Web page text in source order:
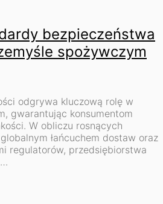
bezpieczeństwa
spożywczym
odgrywa kluczową rolę w
gwarantując konsumentom
W obliczu rosnących
łańcuchem dostaw oraz
regulatorów, przedsiębiorstwa